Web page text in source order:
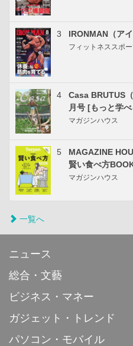
3 IRONMAN（ア
フィットネススポ
4
Casa BRUTUS
月号 [もっと学
マガジンハウス
5
MAGAZINE
賢い食べ方
マガジンハウス
一覧へ
ニュース
総合・文藝
ビジネス・マネー
ガジェット・トレンド
パソコン・モバイル